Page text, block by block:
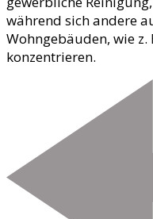
während sich andere
Wohngebäuden, wie
konzentrieren.